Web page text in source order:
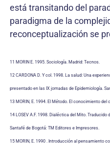
está transitando del
paradigma de la
reconceptualización se
11 MORIN E. 1995. Sociología. Madrid: Tecnos.
12 CARDONA D. Y col. 1998. La salud: Una
presentado en las IX jornadas de Epidemiología.
13 MORIN, E. 1994. El Método. El conocimiento
14 LOSEV A.F. 1998. Dialéctica del Mito.
Santafé de Bogotá: TM Editores e Impresores.
15 MORIN, E. 1990 . Introducción al pensamiento